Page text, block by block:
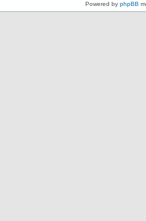
Powered by phpBB